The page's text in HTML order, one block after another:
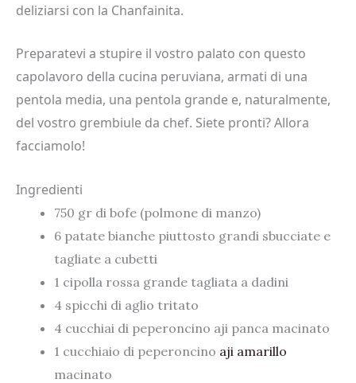
deliziarsi con la Chanfainita.
Preparatevi a stupire il vostro palato con questo
capolavoro della cucina peruviana, armati di una
pentola media, una pentola grande e, naturalmente,
del vostro grembiule da chef. Siete pronti? Allora
facciamolo!
Ingredienti
750 gr di bofe (polmone di manzo)
6 patate bianche piuttosto grandi sbucciate e
tagliate a cubetti
1 cipolla rossa grande tagliata a dadini
4 spicchi di aglio tritato
4 cucchiai di peperoncino aji panca macinato
1 cucchiaio di peperoncino aji amarillo
macinato